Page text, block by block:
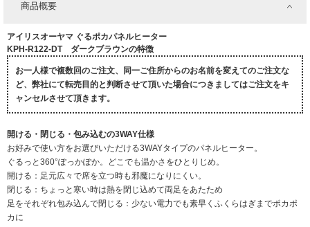
商品概要
アイリスオーヤマ ぐるポカパネルヒーター
KPH-R122-DT ダークブラウンの特徴
お一人様で複数回のご注文、同一ご住所からのお名前を変えてのご注文な
ど、弊社にて転売目的と判断させて頂いた場合につきましてはご注文をキ
ャンセルさせて頂きます。
開ける・閉じる・包み込むの3WAY仕様
お好みで使い方をお選びいただける3WAYタイプのパネルヒーター。
ぐるっと360°ぽっかぽか。どこでも温かさをひとりじめ。
開ける：足元広々で席を立つ時も邪魔になりにくい。
閉じる：ちょっと寒い時は熱を閉じ込めて両足をあたため
足をそれぞれ包み込んで閉じる：少ない電力でも素早くふくらはぎまでポカポ
カに